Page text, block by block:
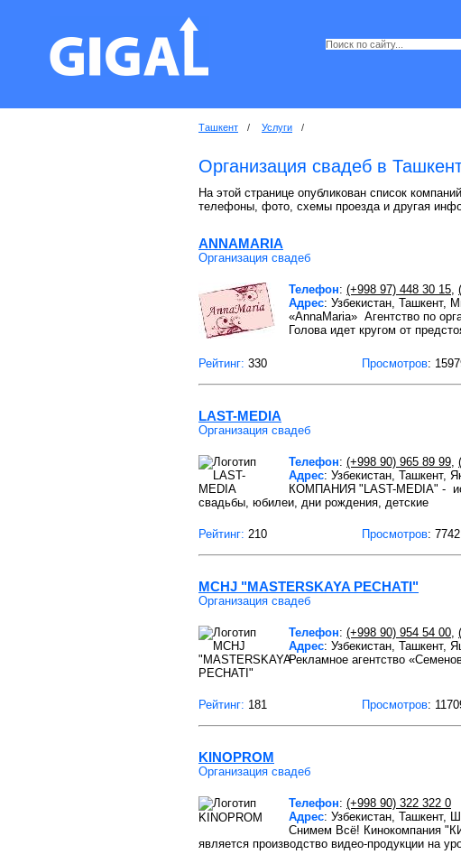
Ташкент / Услуги /
Организация свадеб в
На этой странице опубликован список
телефоны, фото, схемы проезда и другая
ANNAMARIA
Организация свадеб
Телефон: (+998 97) 448 30 15,
Адрес: Узбекистан, Ташкент,
«AnnaMaria» Агентство по
Голова идет кругом от
Рейтинг: 330 Просмотров:
LAST-MEDIA
Организация свадеб
Телефон: (+998 90) 965 89 99,
Адрес: Узбекистан, Ташкент,
КОМПАНИЯ "LAST-MEDIA" -
свадьбы, юбилеи, дни рождения, детские
Рейтинг: 210 Просмотров: 7742
MCHJ "MASTERSKAYA PECHATI"
Организация свадеб
Телефон: (+998 90) 954 54 00,
Адрес: Узбекистан, Ташкент,
Рекламное агентство
Рейтинг: 181 Просмотров:
KINOPROM
Организация свадеб
Телефон: (+998 90) 322 322 0
Адрес: Узбекистан, Ташкент,
Снимем Всё! Кинокомпания
является производство видео-продукции на